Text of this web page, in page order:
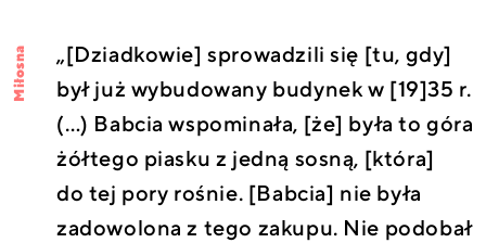
„[Dziadkowie] sprowadzili się [tu, gdy]
był już wybudowany budynek w [19]35 r.
(…) Babcia wspominała, [że] była to góra
żółtego piasku z jedną sosną, [która]
do tej pory rośnie. [Babcia] nie była
zadowolona z tego zakupu. Nie podobał
Miłosna